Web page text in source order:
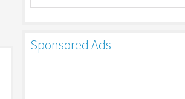
Sponsored Ads